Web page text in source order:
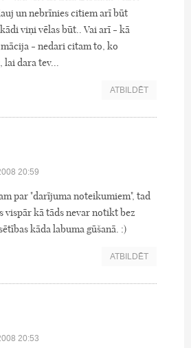
un nebrīnies citiem arī būt
viņi vēlas būt.. Vai arī - kā
- nedari citam to, ko
lai dara tev...
ATBILDĒT
20:59
par "darījuma noteikumiem", tad
vispār kā tāds nevar notikt bez
kāda labuma gūšanā. :)
ATBILDĒT
20:53